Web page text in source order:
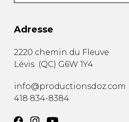
Adresse
2220 chemin du Fleuve
Lévis (QC) G6W 1Y4
info@productionsdoz.com
418 834-8384